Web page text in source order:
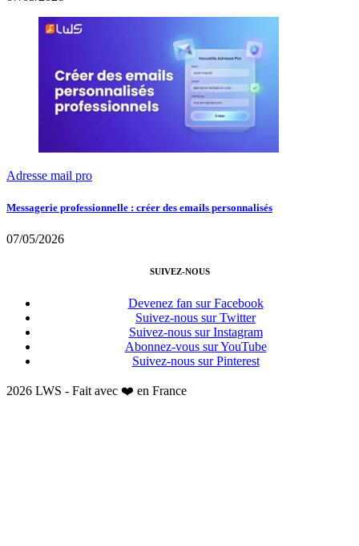
Adresse mail pro
Messagerie professionnelle : créer des emails personnalisés
07/05/2026
SUIVEZ-NOUS
Devenez fan sur Facebook
Suivez-nous sur Twitter
Suivez-nous sur Instagram
Abonnez-vous sur YouTube
Suivez-nous sur Pinterest
2026 LWS - Fait avec ❤️ en France